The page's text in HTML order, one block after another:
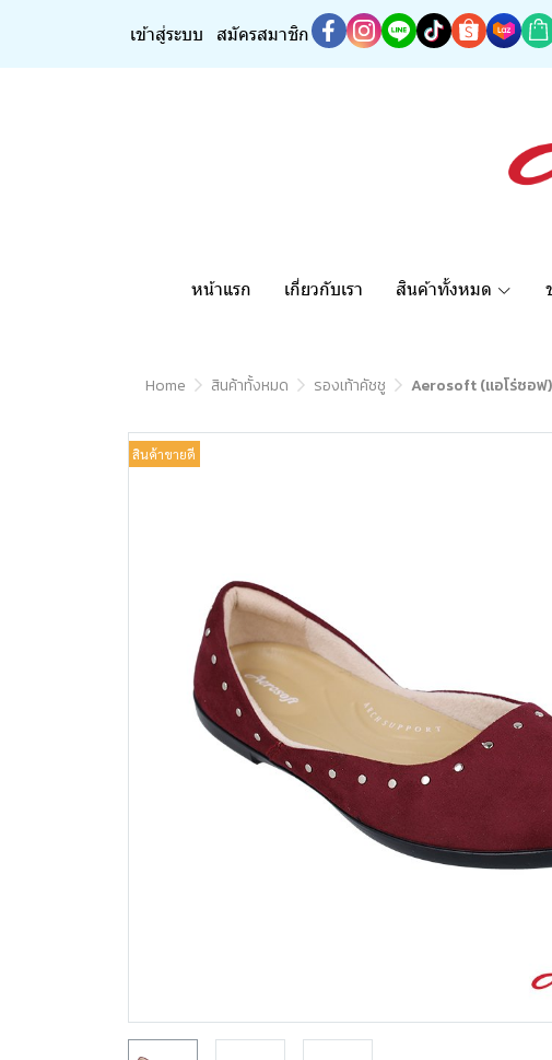
เข้าสู่ระบบ สมัครสมาชิก
หน้าแรก เกี่ยวกับเรา สินค้าทั้งหมด
Home สินค้าทั้งหมด รองเท้าคัชชู Aerosoft (แอโร่ซอฟ
สินค้าขายดี